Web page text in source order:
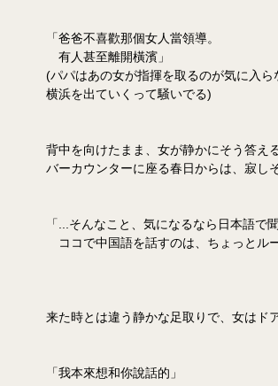
「爸爸不喜歡那個女人當領導。
有人甚至離開橫濱」
(パパはあの女が指揮を取るのが気に入ら
横浜を出ていくって騒いでる)
背中を向けたまま、女が静かにそう答える
バーカウンターに座る春日からは、寂し
「...そんなこと、気になるなら日本語で
ココで中国語を話すのは、ちょっとル
来た時とは違う静かな足取りで、女はド
「我本來想和你說話的」